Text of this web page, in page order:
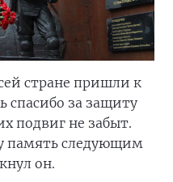
стране пришли к
спасибо за защиту
подвиг не забыт.
память следующим
он.